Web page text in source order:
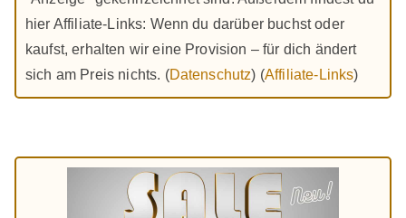
hier Affiliate-Links: Wenn du darüber buchst oder
kaufst, erhalten wir eine Provision – für dich ändert
sich am Preis nichts. (Datenschutz) (Affiliate-Links)